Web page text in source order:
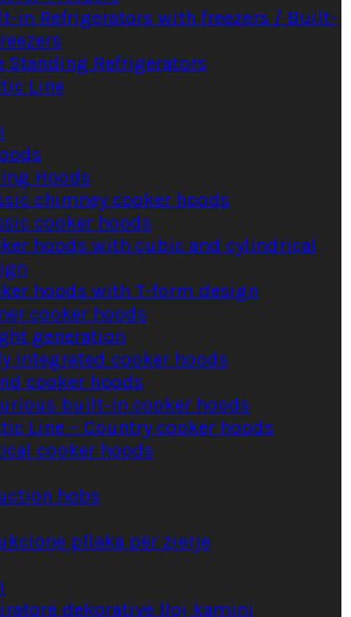
in Refrigerators with freezers / Built-
Standing Refrigerators
Line
Hoods
chimney cooker hoods
cooker hoods
hoods with cubic and cylindrical
hoods with T-form design
cooker hoods
generation
integrated cooker hoods
cooker hoods
built-in cooker hoods
Line – Country cooker hoods
cooker hoods
hobs
pllaka për zierje
dekorativë lloj kamini